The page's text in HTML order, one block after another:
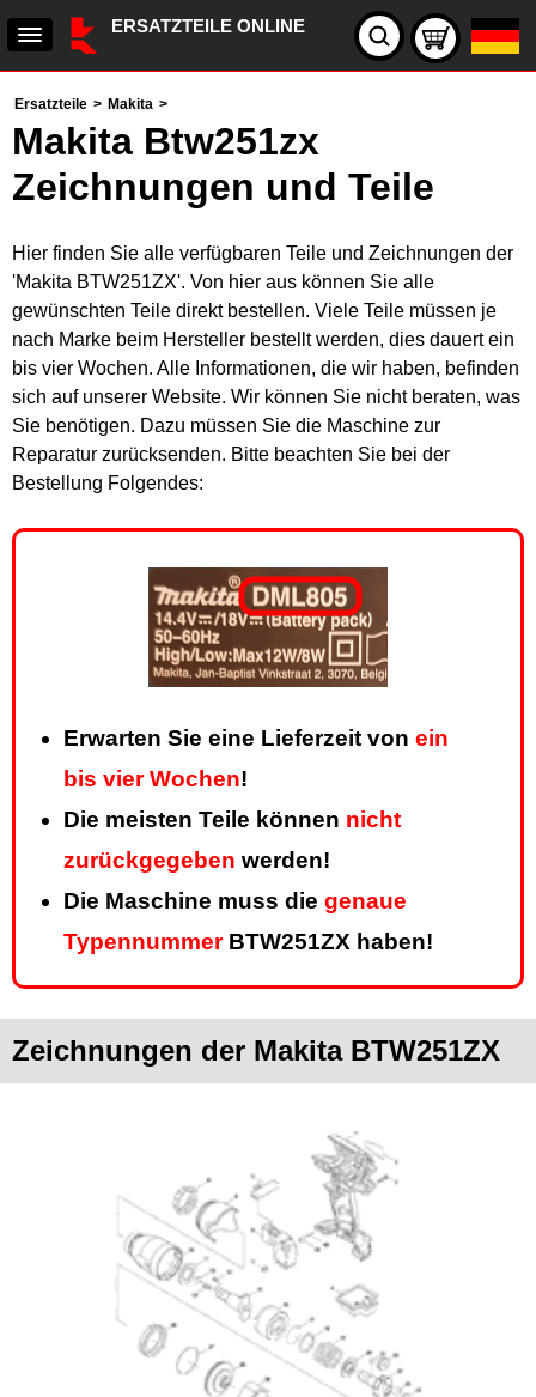
ERSATZTEILE ONLINE
Ersatzteile > Makita >
Makita Btw251zx
Zeichnungen und Teile
Hier finden Sie alle verfügbaren Teile und Zeichnungen der
'Makita BTW251ZX'. Von hier aus können Sie alle
gewünschten Teile direkt bestellen. Viele Teile müssen je
nach Marke beim Hersteller bestellt werden, dies dauert ein
bis vier Wochen. Alle Informationen, die wir haben, befinden
sich auf unserer Website. Wir können Sie nicht beraten, was
Sie benötigen. Dazu müssen Sie die Maschine zur
Reparatur zurücksenden. Bitte beachten Sie bei der
Bestellung Folgendes:
Erwarten Sie eine Lieferzeit von ein
bis vier Wochen!
Die meisten Teile können nicht
zurückgegeben werden!
Die Maschine muss die genaue
TypennummerBTW251ZX haben!
Zeichnungen der Makita BTW251ZX